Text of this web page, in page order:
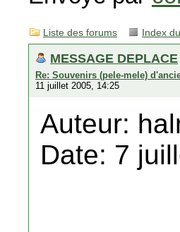
Liste des forums Index
MESSAGE DEPLACE
Re: Souvenirs (pele-mele)
11 juillet 2005, 14:25
Auteur:
Date: 7